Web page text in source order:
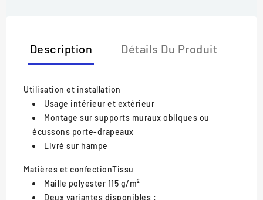
Description Détails Du Produit
Utilisation et installation
Usage intérieur et extérieur
Montage sur supports muraux obliques ou
écussons porte-drapeaux
Livré sur hampe
Matières et confectionTissu
Maille polyester 115 g/m²
Deux variantes disponibles :